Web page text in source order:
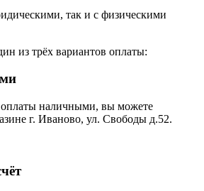
так и с физическими
из трёх вариантов оплаты:
наличными, вы можете
г. Иваново, ул. Свободы д.52.